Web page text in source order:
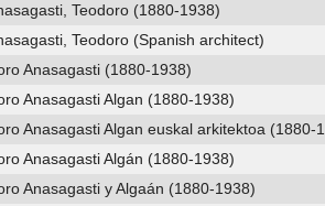
Teodoro (1880-1938)
Teodoro (Spanish architect)
Anasagasti (1880-1938)
Anasagasti Algan (1880-1938)
Anasagasti Algan euskal arkitektoa (1880-
Anasagasti Algán (1880-1938)
Anasagasti y Algaán (1880-1938)